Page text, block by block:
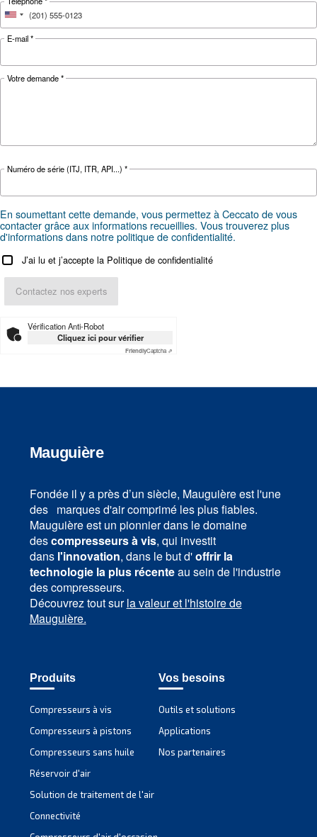
CONNAÎTRE L’AIR COMPRIMÉ
Compresseur d’air
électrique : lequel choisir ?
les avantages, comparez les compresseurs
compresseurs de gaz naturel et optimisez la
Vous recherchez le produit
SECTION APPLICATIONS
Accéder à notre page Applications